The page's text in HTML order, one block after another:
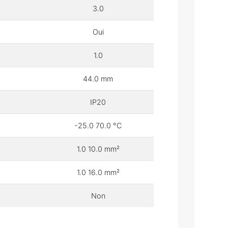
3.0
Oui
1.0
44.0 mm
IP20
-25.0 70.0 °C
1.0 10.0 mm²
1.0 16.0 mm²
Non